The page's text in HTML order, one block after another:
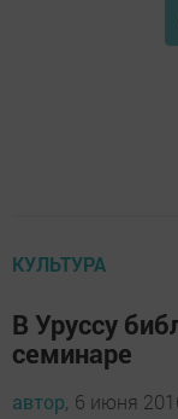
КУЛЬТУРА
В Уруссу
семинаре
автор, 6 июня